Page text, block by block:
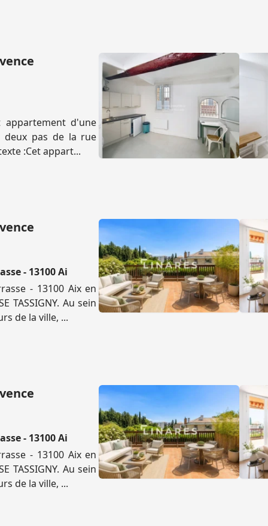
d'une
deux pas de la rue
:Cet appart...
- 13100 Ai
- 13100 Aix en
TASSIGNY. Au sein
de la ville, ...
- 13100 Ai
- 13100 Aix en
TASSIGNY. Au sein
de la ville, ...